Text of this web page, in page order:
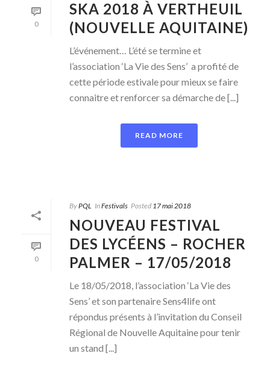
0
SKA 2018 À VERTHEUIL
(NOUVELLE AQUITAINE)
L’événement… L’été se termine et
l’association ‘La Vie des Sens’ a profité de
cette période estivale pour mieux se faire
connaitre et renforcer sa démarche de [...]
READ MORE
0
ByPQL InFestivals Posted 17 mai 2018
NOUVEAU FESTIVAL
DES LYCÉENS – ROCHER
PALMER – 17/05/2018
Le 18/05/2018, l’association ‘La Vie des
Sens’ et son partenaire Sens4life ont
répondus présents à l’invitation du Conseil
Régional de Nouvelle Aquitaine pour tenir
un stand [...]